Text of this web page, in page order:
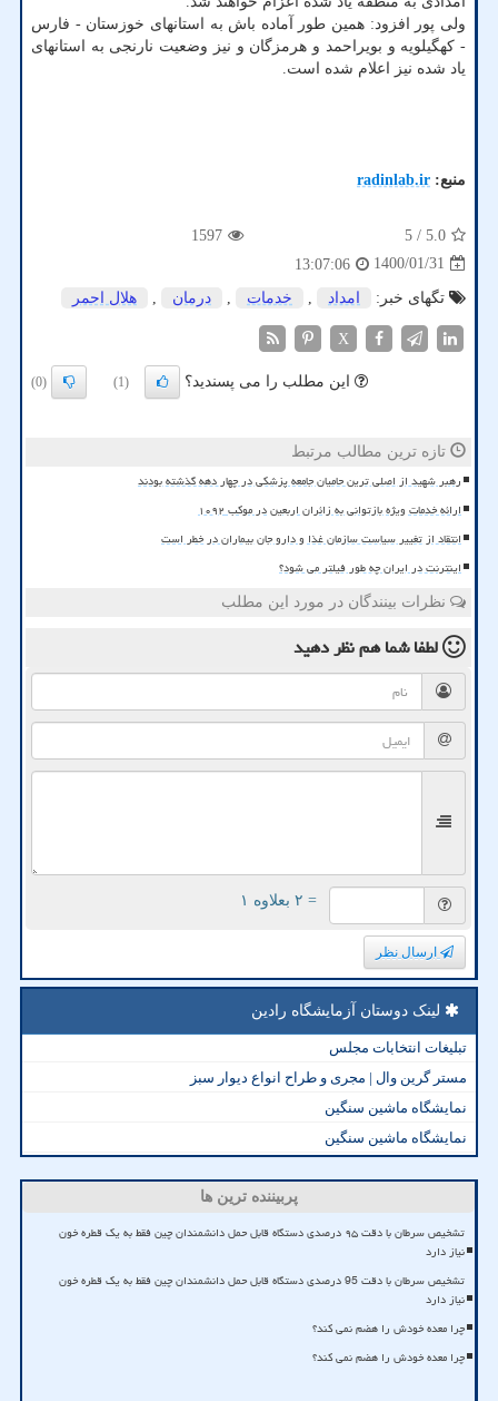
ولی پور افزود: همین طور آماده باش به استانهای خوزستان - فارس
- کهگیلویه و بویراحمد و هرمزگان و نیز وضعیت نارنجی به استانهای
یاد شده نیز اعلام شده است.
منبع: radinlab.ir
5.0
/ 5
1597
1400/01/31
13:07:06
تگهای خبر:
امداد , خدمات , درمان , هلال احمر
X
این مطلب را می پسندید؟ (1)
(0)
تازه ترین مطالب مرتبط
رهبر شهید از اصلی ترین حامیان جامعه پزشکی در چهار دهه گذشته بودند
ارائه خدمات ویژه بازتوانی به زائران اربعین در موکب ۱۰۹۲
انتقاد از تغییر سیاست سازمان غذا و دارو جان بیماران در خطر است
اینترنت در ایران چه طور فیلتر می شود؟
نظرات بینندگان در مورد این مطلب
لطفا شما همنظر دهید
= ۲ بعلاوه ۱
ارسال نظر
لینک دوستان آزمایشگاه رادین
تبلیغات انتخابات مجلس
مستر گرین وال | مجری و طراح انواع دیوار سبز
نمایشگاه ماشین سنگین
نمایشگاه ماشین سنگین
پربیننده ترین ها
تشخیص سرطان با دقت ۹۵ درصدی دستگاه قابل حمل دانشمندان چین فقط به یک قطره خون
نیاز دارد
تشخیص سرطان با دقت 95 درصدی دستگاه قابل حمل دانشمندان چین فقط به یک قطره خون
نیاز دارد
چرا معده خودش را هضم نمی کند؟
چرا معده خودش را هضم نمی کند؟